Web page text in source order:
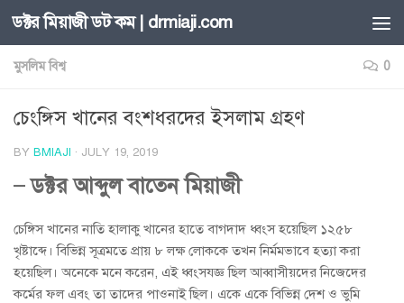
Skip to content
ডক্টর মিয়াজী ডট কম | drmiaji.com
মুসলিম বিশ্ব 0
চেংঙ্গিস খানের বংশধরদের ইসলাম গ্রহণ
BY BMIAJI · JULY 19, 2019
– ডক্টর আব্দুল বাতেন মিয়াজী
চেঙ্গিস খানের নাতি হালাকু খানের হাতে বাগদাদ ধ্বংস হয়েছিল ১২৫৮
খৃষ্টাব্দে। বিভিন্ন সূত্রমতে প্রায় ৮ লক্ষ লোককে তখন নির্মমভাবে হত্যা করা
হয়েছিল। অনেকে মনে করেন, এই ধ্বংসযজ্ঞ ছিল আব্বাসীয়দের নিজেদের
কর্মের ফল এবং তা তাদের পাওনাই ছিল। একে একে বিভিন্ন দেশ ও ভুমি